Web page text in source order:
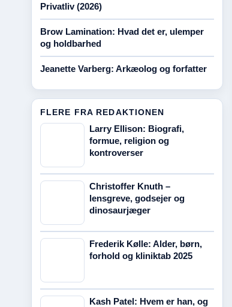
Privatliv (2026)
Brow Lamination: Hvad det er, ulemper
og holdbarhed
Jeanette Varberg: Arkæolog og forfatter
FLERE FRA REDAKTIONEN
Larry Ellison: Biografi,
formue, religion og
kontroverser
Christoffer Knuth –
lensgreve, godsejer og
dinosaurjæger
Frederik Kølle: Alder, børn,
forhold og kliniktab 2025
Kash Patel: Hvem er han, og